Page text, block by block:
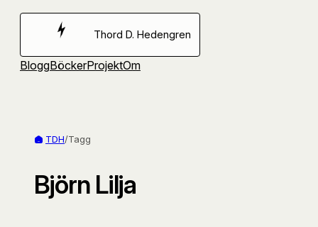
Hoppa
Thord D. Hedengren
BloggBöckerProjektOm
TDH/Tagg
Björn Lilja